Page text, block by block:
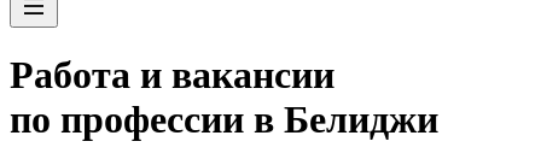
Работа и вакансии
по профессии в Белиджи